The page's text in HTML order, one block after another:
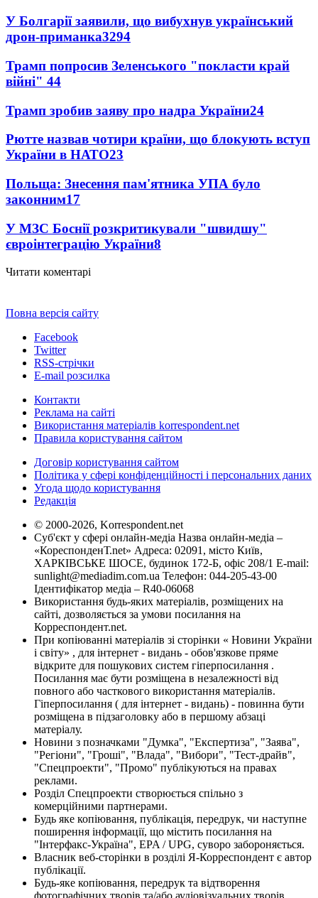
У Болгарії заявили, що вибухнув український
дрон-приманка3294
Трамп попросив Зеленського "покласти край
війні" 44
Трамп зробив заяву про надра України24
Рютте назвав чотири країни, що блокують вступ
України в НАТО23
Польща: Знесення пам'ятника УПА було
законним17
У МЗС Боснії розкритикували "швидшу"
євроінтеграцію України8
Читати коментарі
Повна версія сайту
Facebook
Twitter
RSS-стрічки
E-mail розсилка
Контакти
Реклама на сайті
Використання матеріалів korrespondent.net
Правила користування сайтом
Договір користування сайтом
Політика у сфері конфіденційності і персональних даних
Угода щодо користування
Редакція
© 2000-2026, Korrespondent.net
Суб'єкт у сфері онлайн-медіа Назва онлайн-медіа –
«КореспонденТ.net» Адреса: 02091, місто Київ,
ХАРКІВСЬКЕ ШОСЕ, будинок 172-Б, офіс 208/1 E-mail:
sunlight@mediadim.com.ua Телефон: 044-205-43-00
Ідентифікатор медіа – R40-06068
Використання будь-яких матеріалів, розміщених на
сайті, дозволяється за умови посилання на
Корреспондент.net.
При копіюванні матеріалів зі сторінки « Новини України
і світу» , для інтернет - видань - обов'язкове пряме
відкрите для пошукових систем гіперпосилання .
Посилання має бути розміщена в незалежності від
повного або часткового використання матеріалів.
Гіперпосилання ( для інтернет - видань) - повинна бути
розміщена в підзаголовку або в першому абзаці
матеріалу.
Новини з позначками "Думка", "Експертиза", "Заява",
"Регіони", "Гроші", "Влада", "Вибори", "Тест-драйв",
"Спецпроекти", "Промо" публікуються на правах
реклами.
Розділ Спецпроекти створюється спільно з
комерційними партнерами.
Будь яке копіювання, публікація, передрук, чи наступне
поширення інформації, що містить посилання на
"Інтерфакс-Україна", EPA / UPG, суворо забороняється.
Власник веб-сторінки в розділі Я-Корреспондент є автор
публікації.
Будь-яке копіювання, передрук та відтворення
фотографічних творів та/або аудіовізуальних творів